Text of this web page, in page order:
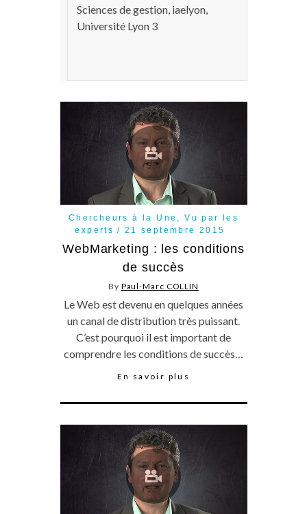
Sciences de gestion, iaelyon,
Université Lyon 3
Chercheurs à la Une ,Vu par les
experts
21 septembre 2015
WebMarketing : les conditions
de succès
By Paul-Marc COLLIN
Le Web est devenu en quelques années
un canal de distribution très puissant.
C’est pourquoi il est important de
comprendre les conditions de succès…
En savoir plus